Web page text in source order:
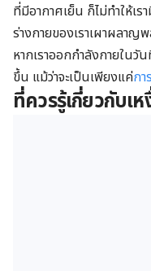
ที่มีอากาศเย็น ก็ไม่ทำให้เ
ร่างกายของเราเผาผลา
หากเราออกกำลังกายในวั
ขึ้น แม้ว่าจะเป็นเพียงแค่กา
ที่ควรรู้เกี่ยวกับเ